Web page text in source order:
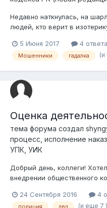
Недавно наткнулась, на
людей, кто верит в
Откуда? Неужели что-то
Но она мне так на уши
5 Июня 2017 4 ответа
Мошенники гадалка (и
Оценка
тема форума создал
процесс, исполнение
УПК, УИК
Добрый день, коллеги!
внедрении общественного
правоохранительных
24 Сентября 2016 4
полиция двд (и еще 7 )